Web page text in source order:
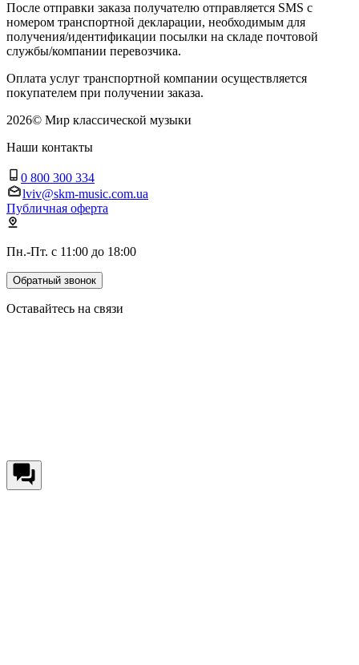
После отправки заказа получателю отправляется SMS с
номером транспортной декларации, необходимым для
получения/идентификации посылки на складе почтовой
службы/компании перевозчика.
Оплата услуг транспортной компании осуществляется
покупателем при получении заказа.
2026© Мир классической музыки
Наши контакты
0 800 300 334
lviv@skm-music.com.ua
Публичная оферта
Пн.-Пт. с 11:00 до 18:00
Обратный звонок
Оставайтесь на связи